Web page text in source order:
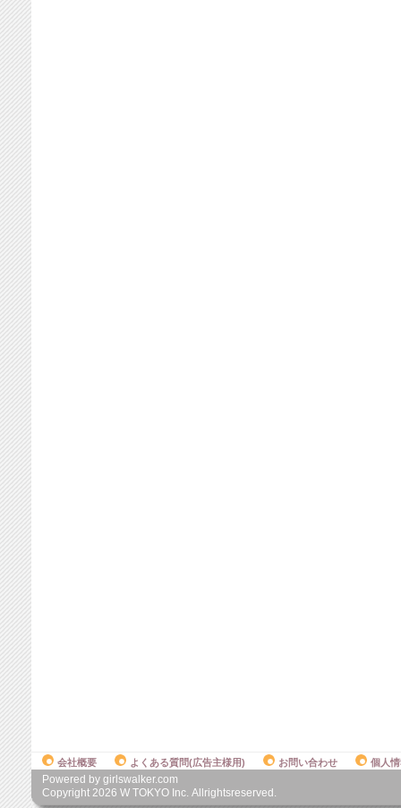
会社概要 よくある質問(広告主様用) お問い合わせ 個人
Powered by girlswalker.com
Copyright 2026 W TOKYO Inc. Allrightsreserved.